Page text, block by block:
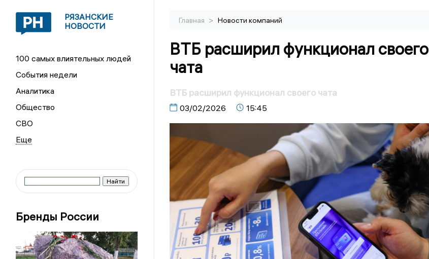
РЯЗАНСКИЕ
НОВОСТИ
100 самых влиятельных людей
События недели
Аналитика
Общество
СВО
Бренды России
Главная > Новости компаний
ВТБ расширил функционал своего
чата
ВТБ расширил функционал своего чата
03/02/2026 15:45